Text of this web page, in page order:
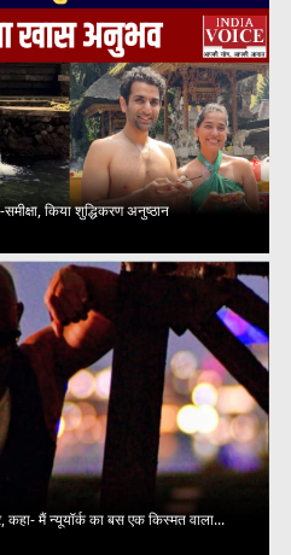
किया शुद्धिकरण अनुष्ठान
मैं न्यूयॉर्क का बस एक किस्मत वाला...